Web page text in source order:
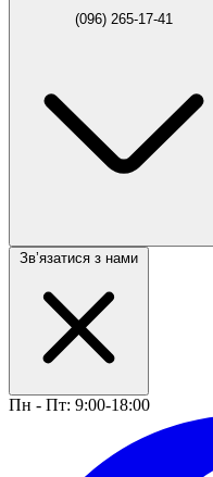
(096) 265-17-41
Звʼязатися з нами
Пн - Пт: 9:00-18:00